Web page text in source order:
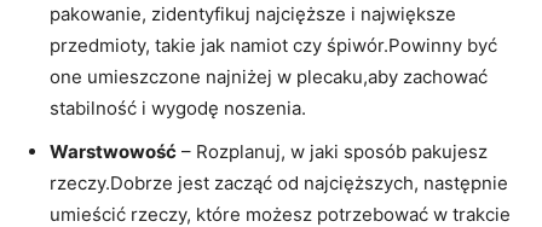
pakowanie, zidentyfikuj najcięższe i największe
przedmioty, takie jak namiot⁤ czy śpiwór.Powinny być
one umieszczone najniżej w plecaku,aby zachować
stabilność i wygodę ⁤noszenia.
Warstwowość – Rozplanuj,​ w jaki‍ sposób pakujesz
rzeczy.Dobrze jest zacząć od najcięższych, następnie
umieścić rzeczy, które możesz potrzebować w trakcie